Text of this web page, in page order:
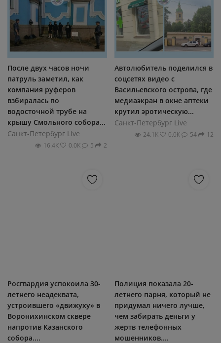
После двух часов ночи
патруль заметил, как
компания руферов
взбиралась по
водосточной трубе на
крышу Смольного собора...
Санкт-Петербург Live
16.4К 0.0К 5 2
Автолюбитель поделился в
соцсетях видео с
Васильевского острова, где
медиаэкран в окне аптеки
крутил эротическую...
Санкт-Петербург Live
24.1К 0.0К 54 12
Росгвардия успокоила 30-
летнего неадеквата,
устроившего «движуху» в
Воронихинском сквере
напротив Казанского
собора....
Полиция показала 20-
летнего парня, который не
придумал ничего лучше,
чем забирать деньги у
жертв телефонных
мошенников....